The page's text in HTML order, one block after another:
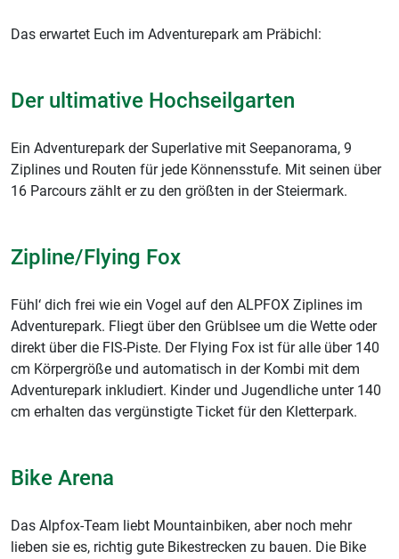
Das erwartet Euch im Adventurepark am Präbichl:
Der ultimative Hochseilgarten
Ein Adventurepark der Superlative mit Seepanorama, 9
Ziplines und Routen für jede Könnensstufe. Mit seinen über
16 Parcours zählt er zu den größten in der Steiermark.
Zipline/Flying Fox
Fühl‘ dich frei wie ein Vogel auf den ALPFOX Ziplines im
Adventurepark. Fliegt über den Grüblsee um die Wette oder
direkt über die FIS-Piste. Der Flying Fox ist für alle über 140
cm Körpergröße und automatisch in der Kombi mit dem
Adventurepark inkludiert. Kinder und Jugendliche unter 140
cm erhalten das vergünstigte Ticket für den Kletterpark.
Bike Arena
Das Alpfox-Team liebt Mountainbiken, aber noch mehr
lieben sie es, richtig gute Bikestrecken zu bauen. Die Bike